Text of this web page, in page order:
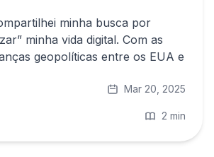
minha busca por
minha vida digital. Com as
geopolíticas entre os EUA e
Mar 20, 2025
2 min